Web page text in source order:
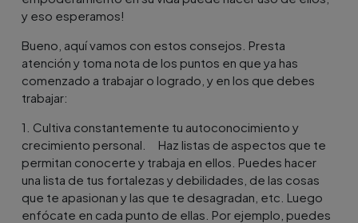
y eso esperamos!
Bueno, aquí vamos con estos consejos. Presta
atención y toma nota de los puntos en que ya has
comenzado a trabajar o logrado, y en los que debes
trabajar:
1. Cultiva constantemente tu autoconocimiento y
crecimiento personal. Haz listas de aspectos que te
permitan conocerte y trabaja en ellos. Puedes hacer
una lista de tus fortalezas y debilidades, de las cosas
que te apasionan y las que te desagradan, etc. Luego
enfócate en cada punto de ellas. Por ejemplo, puedes